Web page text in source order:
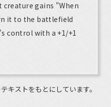
gains "When
it to the battlefield
control with a +1/+1
キストをもとにしています。